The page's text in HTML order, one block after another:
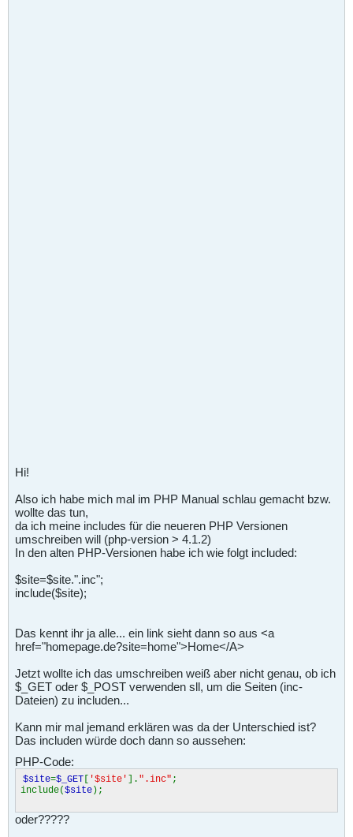
Hi!
Also ich habe mich mal im PHP Manual schlau gemacht bzw.
wollte das tun,
da ich meine includes für die neueren PHP Versionen
umschreiben will (php-version > 4.1.2)
In den alten PHP-Versionen habe ich wie folgt included:
$site=$site.".inc";
include($site);
Das kennt ihr ja alle... ein link sieht dann so aus <a
href="homepage.de?site=home">Home</A>
Jetzt wollte ich das umschreiben weiß aber nicht genau, ob ich
$_GET oder $_POST verwenden sll, um die Seiten (inc-
Dateien) zu includen...
Kann mir mal jemand erklären was da der Unterschied ist?
Das includen würde doch dann so aussehen:
PHP-Code:
$site=$_GET [ '$site' ]. ".inc" ;
include($site);
oder?????